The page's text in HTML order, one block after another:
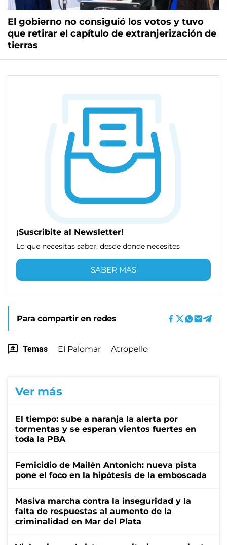
El gobierno no consiguió los votos y tuvo
que retirar el capítulo de extranjerización de
tierras
¡Suscribite al Newsletter!
Lo que necesitas saber, desde donde necesites
SABER MÁS
Para compartir en redes
Temas El Palomar Atropello
Ver más
El tiempo: sube a naranja la alerta por
tormentas y se esperan vientos fuertes en
toda la PBA
Femicidio de Mailén Antonich: nueva pista
pone el foco en la hipótesis de la emboscada
Masiva marcha contra la inseguridad y la
falta de respuestas al aumento de la
criminalidad en Mar del Plata